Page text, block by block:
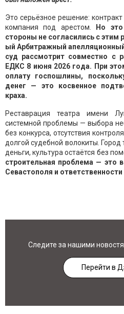
Это серьёзное решение:
компания под арестом.
Но
стороны не согласились с этим
ый Арбитражный
суд рассмотрит совместно с
ЕДКС 8 июня 2026 года. При
оплату госпошлины,
денег — это косвенное
краха.
Реставрация театра имени
системной проблемы — выбора
без конкурса, отсутствия
долгой судебной волокиты.
деньги, культура остаётся без
строительная проблема — это
Севастополя и
Следите за нашими
Перейти в